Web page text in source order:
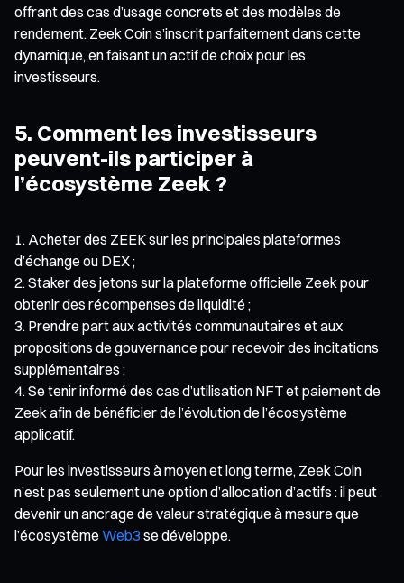
offrant des cas d’usage concrets et des modèles de
rendement. Zeek Coin s’inscrit parfaitement dans cette
dynamique, en faisant un actif de choix pour les
investisseurs.
5. Comment les investisseurs
peuvent-ils participer à
l’écosystème Zeek ?
Acheter des ZEEK sur les principales plateformes
d’échange ou DEX ;
Staker des jetons sur la plateforme officielle Zeek pour
obtenir des récompenses de liquidité ;
Prendre part aux activités communautaires et aux
propositions de gouvernance pour recevoir des incitations
supplémentaires ;
Se tenir informé des cas d’utilisation NFT et paiement de
Zeek afin de bénéficier de l’évolution de l’écosystème
applicatif.
Pour les investisseurs à moyen et long terme, Zeek Coin
n’est pas seulement une option d’allocation d’actifs : il peut
devenir un ancrage de valeur stratégique à mesure que
l’écosystème Web3 se développe.